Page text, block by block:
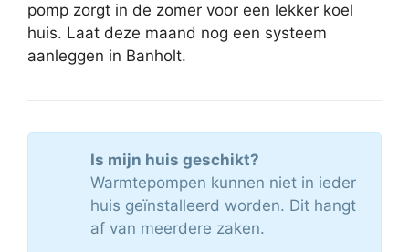
pomp zorgt in de zomer voor een lekker koel
huis. Laat deze maand nog een systeem
aanleggen in Banholt.
Is mijn huis geschikt?
Warmtepompen kunnen niet in ieder
huis geïnstalleerd worden. Dit hangt
af van meerdere zaken.